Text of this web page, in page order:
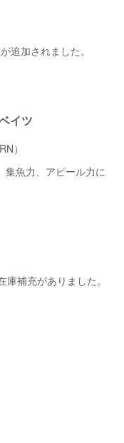
追加されました。
イツ
）
集魚力、アピール力に
補充がありました。